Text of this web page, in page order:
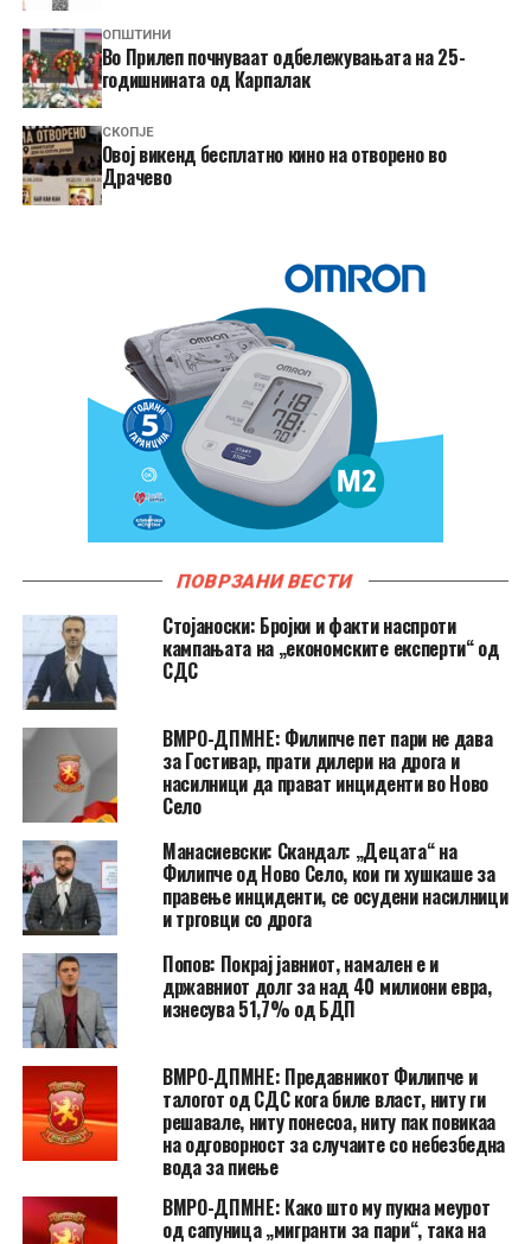
ОПШТИНИ
Во Прилеп почнуваат одбележувањата на 25-
годишнината од Карпалак
СКОПЈЕ
​Овој викенд бесплатно кино на отворено во
Драчево
ПОВРЗАНИ ВЕСТИ
Стојаноски: Бројки и факти наспроти
кампањата на „економските експерти“ од
СДС
ВМРО-ДПМНЕ: Филипче пет пари не дава
за Гостивар, прати дилери на дрога и
насилници да прават инциденти во Ново
Село
Манасиевски: Скандал: „Децата“ на
Филипче од Ново Село, кои ги хушкаше за
правење инциденти, се осудени насилници
и трговци со дрога
Попов: Покрај јавниот, намален е и
државниот долг за над 40 милиони евра,
изнесува 51,7% од БДП
ВМРО-ДПМНЕ: Предавникот Филипче и
талогот од СДС кога биле власт, ниту ги
решавале, ниту понесоа, ниту пак повикаа
на одговорност за случаите со небезбедна
вода за пиење
ВМРО-ДПМНЕ: Како што му пукна меурот
од сапуница „мигранти за пари“, така на